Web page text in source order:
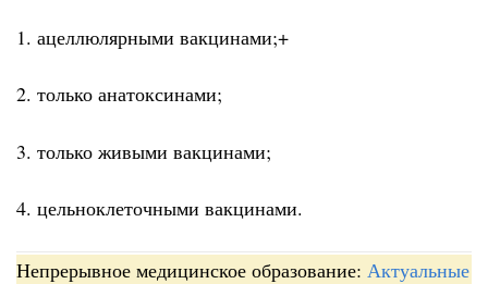
1. ацеллюлярными вакцинами;+
2. только анатоксинами;
3. только живыми вакцинами;
4. цельноклеточными вакцинами.
Непрерывное медицинское образование: Актуальные